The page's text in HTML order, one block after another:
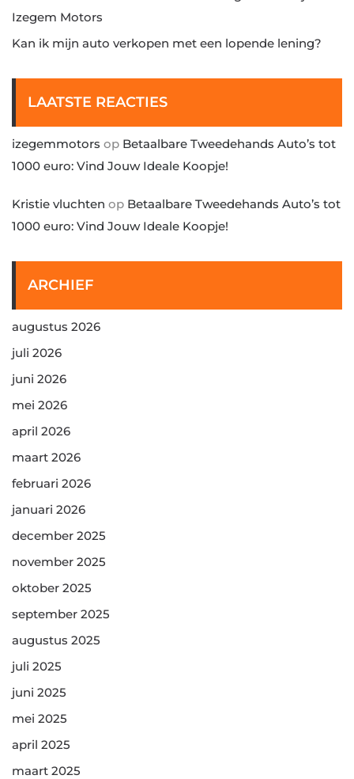
Izegem Motors
Kan ik mijn auto verkopen met een lopende lening?
LAATSTE REACTIES
izegemmotors op Betaalbare Tweedehands Auto’s tot
1000 euro: Vind Jouw Ideale Koopje!
Kristie vluchten op Betaalbare Tweedehands Auto’s tot
1000 euro: Vind Jouw Ideale Koopje!
ARCHIEF
augustus 2026
juli 2026
juni 2026
mei 2026
april 2026
maart 2026
februari 2026
januari 2026
december 2025
november 2025
oktober 2025
september 2025
augustus 2025
juli 2025
juni 2025
mei 2025
april 2025
maart 2025